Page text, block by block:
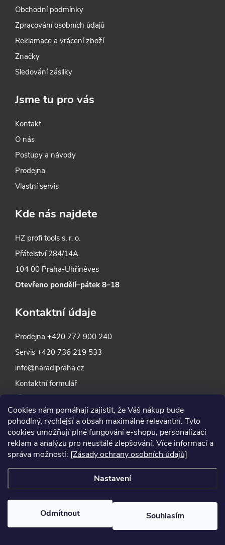
Cookies nám pomáhají zajistit, že Váš nákup bude
pohodlný, rychlejší a obsah maximálně relevantní. Tyto
cookies umožňují plné fungování e-shopu, personalizaci
reklam a analýzu pro neustálé zlepšování. Více informací a
správa možností: [Zásady ochrany osobních údajů]
Nastavení
Odmítnout Souhlasím
Obchodní podmínky
Zpracování osobních údajů
Reklamace a vrácení zboží
Značky
Sledování zásilky
Jsme tu pro vás
Kontakt
O nás
Postupy a návody
Prodejna
Vlastní servis
Kde nás najdete
HZ profi tools s. r. o.
Přátelství 284/14A
104 00 Praha-Uhříněves
Otevřeno pondělí–pátek 8–18
Kontaktní údaje
Prodejna+420 777 900 240
Servis+420 736 219 533
info@naradipraha.cz
Kontaktní formulář
DIČ CZ28179064